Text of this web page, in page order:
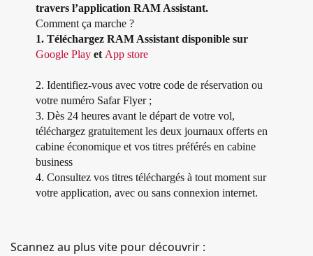
travers l’application RAM Assistant.
Comment ça marche ?
1. Téléchargez RAM Assistant disponible sur
Google Play et App store
2. Identifiez-vous avec votre code de réservation ou
votre numéro Safar Flyer ;
3. Dès 24 heures avant le départ de votre vol,
téléchargez gratuitement les deux journaux offerts en
cabine économique et vos titres préférés en cabine
business
4. Consultez vos titres téléchargés à tout moment sur
votre application, avec ou sans connexion internet.
Scannez au plus vite pour découvrir :